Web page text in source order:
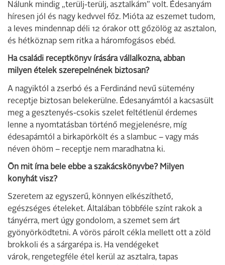
Nálunk mindig „terülj-terülj, asztalkám” volt. Édesanyám
híresen jól és nagy kedvvel főz. Mióta az eszemet tudom,
a leves mindennap déli 12 órakor ott gőzölög az asztalon,
és hétköznap sem ritka a háromfogásos ebéd.
Ha családi receptkönyv írására vállalkozna, abban
milyen ételek szerepelnének biztosan?
A nagyiktól a zserbó és a Ferdinánd nevű sütemény
receptje biztosan belekerülne. Édesanyámtól a kacsasült
meg a gesztenyés-csokis szelet feltétlenül érdemes
lenne a nyomtatásban történő megjelenésre, míg
édesapámtól a birkapörkölt és a slambuc – vagy más
néven öhöm – receptje nem maradhatna ki.
Ön mit írna bele ebbe a szakácskönyvbe? Milyen
konyhát visz?
Szeretem az egyszerű, könnyen elkészíthető,
egészséges ételeket. Általában többféle színt rakok a
tányérra, mert úgy gondolom, a szemet sem árt
gyönyörködtetni. A vörös párolt cékla mellett ott a zöld
brokkoli és a sárgarépa is. Ha vendégeket
várok, rengetegféle étel kerül az asztalra, tapas